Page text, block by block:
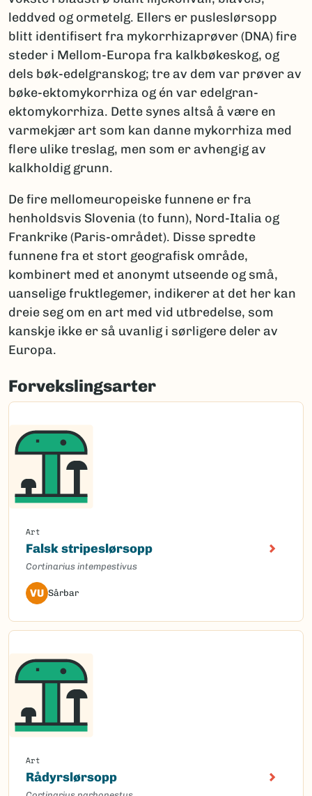
leddved og ormetelg. Ellers er pusleslørsopp
blitt identifisert fra mykorrhizaprøver (DNA) fire
steder i Mellom-Europa fra kalkbøkeskog, og
dels bøk-edelgranskog; tre av dem var prøver av
bøke-ektomykorrhiza og én var edelgran-
ektomykorrhiza. Dette synes altså å være en
varmekjær art som kan danne mykorrhiza med
flere ulike treslag, men som er avhengig av
kalkholdig grunn.
De fire mellomeuropeiske funnene er fra
henholdsvis Slovenia (to funn), Nord-Italia og
Frankrike (Paris-området). Disse spredte
funnene fra et stort geografisk område,
kombinert med et anonymt utseende og små,
uanselige fruktlegemer, indikerer at det her kan
dreie seg om en art med vid utbredelse, som
kanskje ikke er så uvanlig i sørligere deler av
Europa.
Forvekslingsarter
Art
Falsk stripeslørsopp
Cortinarius intempestivus
VU Sårbar
Art
Rådyrslørsopp